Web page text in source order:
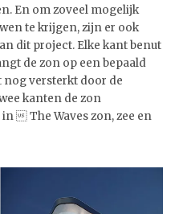
En om zoveel mogelijk
te krijgen, zijn er ook
dit project. Elke kant benut
de zon op een bepaald
nog versterkt door de
kanten de zon
The Waves zon, zee en